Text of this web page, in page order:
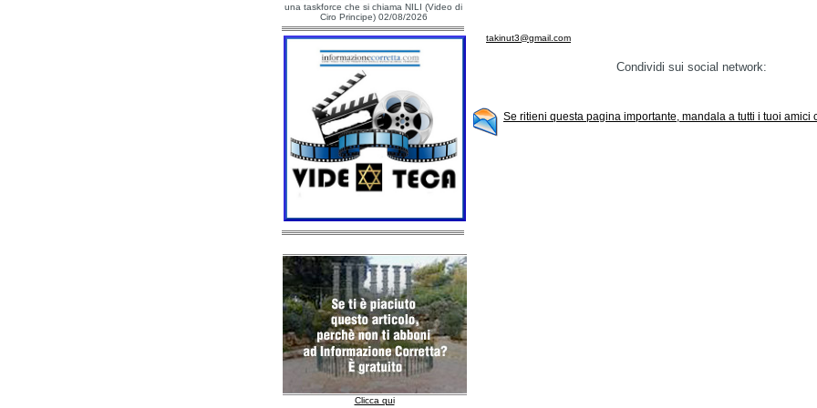
una taskforce che si chiama NILI (Video di
Ciro Principe) 02/08/2026
Clicca qui
takinut3@gmail.com
Condividi sui social network:
Se ritieni questa pagina importante, mandala a tutti i tuoi amici